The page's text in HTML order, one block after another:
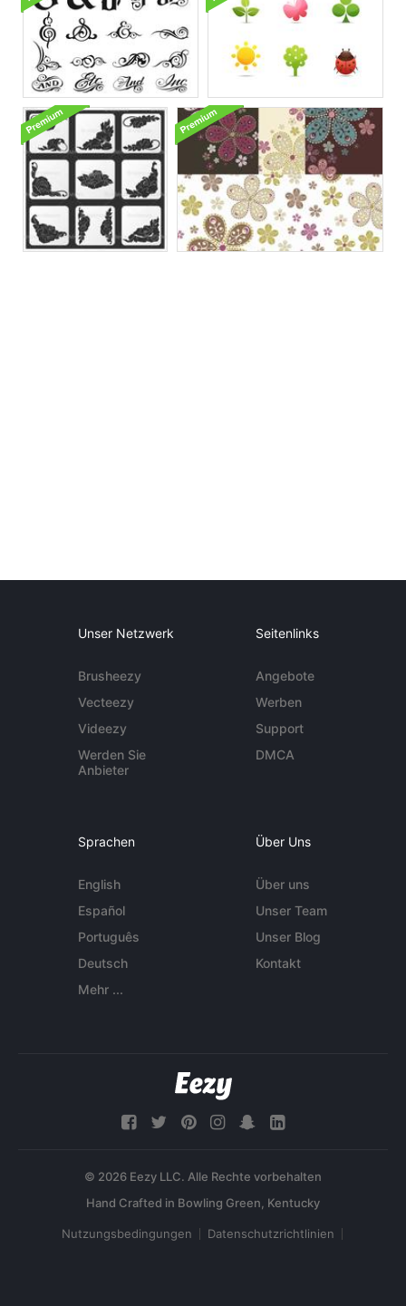
Unser Netzwerk
Brusheezy
Vecteezy
Videezy
Werden Sie
Anbieter
Seitenlinks
Angebote
Werben
Support
DMCA
Sprachen
English
Español
Português
Deutsch
Mehr ...
Über Uns
Über uns
Unser Team
Unser Blog
Kontakt
© 2026 Eezy LLC. Alle Rechte vorbehalten
Nutzungsbedingungen Datenschutzrichtlinien